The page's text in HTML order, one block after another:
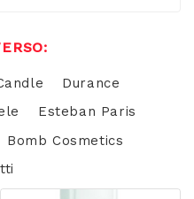
Durance
Esteban Paris
Bomb Cosmetics